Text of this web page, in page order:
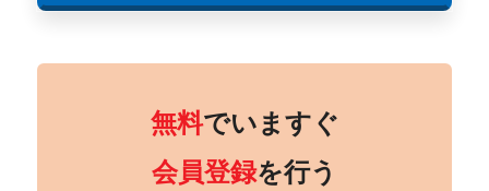
無料でいますぐ
会員登録を行う